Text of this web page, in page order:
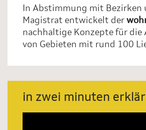
In Abstimmung mit Bezirken
Magistrat entwickelt der
nachhaltige Konzepte für
von Gebieten mit rund 100
in zwei minuten